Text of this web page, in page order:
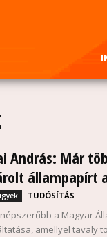
András: Már
állampapírt
TUDÓSÍTÁS
a Magyar
amellyel tavaly